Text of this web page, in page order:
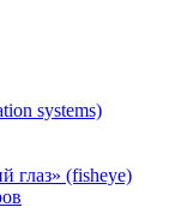
systems)
глаз» (fisheye)